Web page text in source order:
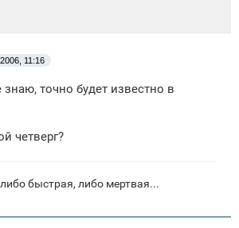
11:16
точно будет известно в
четверг?
быстрая, либо мертвая...